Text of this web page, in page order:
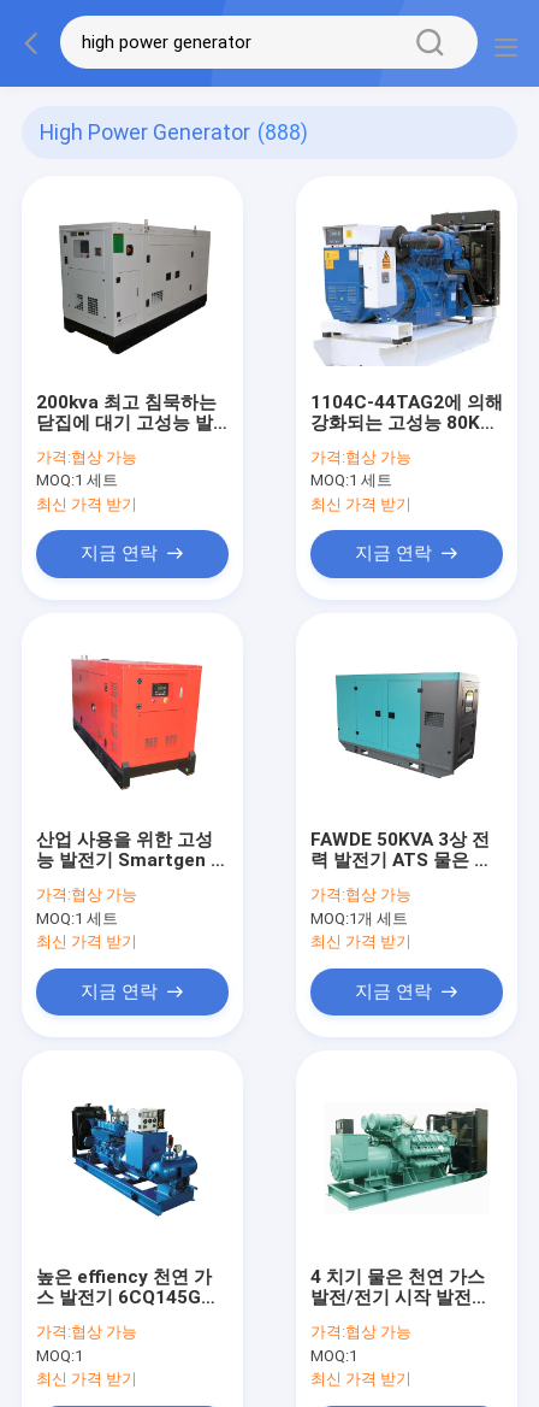
High Power Generator (888)
200kva 최고 침묵하는
닫집에 대기 고성능 발
가격:협상 가능
MOQ:1 세트
최신 가격 받기
지금 연락
1104C-44TAG2에 의해
강화되는 고성능 80KW
가격:협상 가능
MOQ:1 세트
최신 가격 받기
지금 연락
산업 사용을 위한 고성
능 발전기 Smartgen 최
가격:협상 가능
MOQ:1 세트
최신 가격 받기
지금 연락
FAWDE 50KVA 3상 전
력 발전기 ATS 물은 디
냉각시켰습니다
가격:협상 가능
MOQ:1개 세트
최신 가격 받기
지금 연락
높은 effiency 천연 가
스 발전기 6CQ145G
가격:협상 가능
MOQ:1
최신 가격 받기
4 치기 물은 천연 가스
발전/전기 시작 발전기
가격:협상 가능
MOQ:1
최신 가격 받기